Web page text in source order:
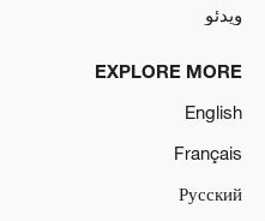
ویدئو
EXPLORE MORE
English
Français
Русский